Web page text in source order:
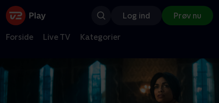
Log ind Prøv nu
Forside Live TV Kategorier